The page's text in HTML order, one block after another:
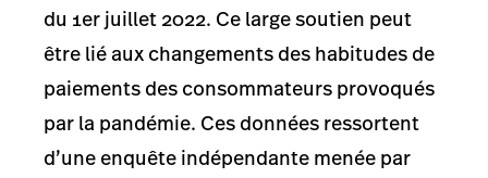
du 1er juillet 2022. Ce large soutien peut
être lié aux changements des habitudes de
paiements des consommateurs provoqués
par la pandémie. Ces données ressortent
d’une enquête indépendante menée par